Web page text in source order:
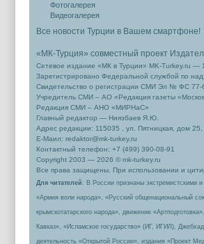
Фотогалерея
Видеогалерея
Все новости Турции в Вашем смартфоне!
«МК-Турция» совместный проект
Сетевое издание «МК в Турции» MK-Turkey.ru —
Зарегистрировано Федеральной службой по
Свидетельство о регистрации СМИ Эл № ФС 77-
Учредитель СМИ – АО «Редакция газеты
Редакция СМИ – АНО «МИРНаС»
Главный редактор — Ниязбаев Я.Ю.
Адрес редакции: 115035 , ул. Пятницкая, дом 25,
Е-Маил: redaktor@mk-turkey.ru
Контактный телефон: +7 (499) 390-08-91
Copyright 2003 — 2026 © mk-turkey.ru
Все права защищены. При использовании и
Для читателей : В России признаны экстремистскими
«Армия воли народа», «Русский общенациональный
крымскотатарского народа», движение
Кавказ», «Исламское государство» (ИГ, ИГИЛ),
деятельность «Открытой России», издания «Проект